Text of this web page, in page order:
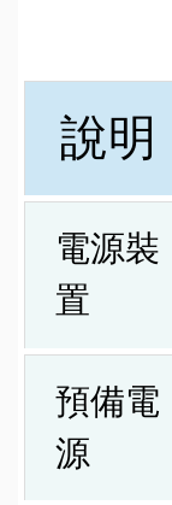
說明
電源裝
置
預備電
源